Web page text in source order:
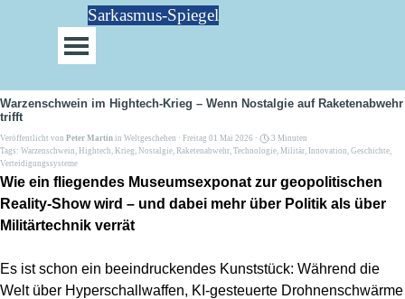
Direkt zum SeiteninhaltSarkasmus-Spiegel
Menü überspringen
Warzenschwein im Hightech-Krieg – Wenn Nostalgie auf Raketenabwehr
trifft
Veröffentlicht von Peter Martin in Weltgeschehen · Freitag 01 Mai 2026 ·
3 Minuten
Tags: Warzenschwein, Hightech, Krieg, Nostalgie, Raketenabwehr, Technologie, Militär, Innovation, Geschichte,
Verteidigungssysteme
Wie ein fliegendes Museumsexponat zur geopolitischen
Reality-Show wird – und dabei mehr über Politik als über
Militärtechnik verrät
Es ist schon ein beeindruckendes Kunststück: Während die
Welt über Hyperschallwaffen, KI-gesteuerte Drohnenschwärme